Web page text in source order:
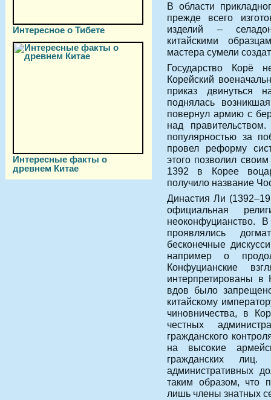
Интересное о Тибете
Интересные факты о
древнем Китае
В области
прежде всего
изделий –
китайскими
мастера сумели
Государство Корё
Корейский
приказ двинуться
поднялась
повернул армию с
над
популярностью за
провел реформу
этого позволил
1392 в Корее
получило название
Династия Ли
официальная
неоконфуцианство.
проявлялись
бесконечные
например о
Конфуцианские
интерпретированы в
вдов было
китайскому
чиновничества, в
честных
гражданского
на высокие
гражданских
административных
таким образом, что
лишь члены знатных